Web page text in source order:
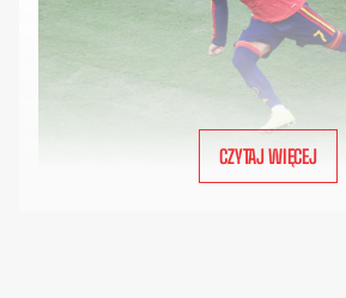
CZYTAJ WIĘCEJ